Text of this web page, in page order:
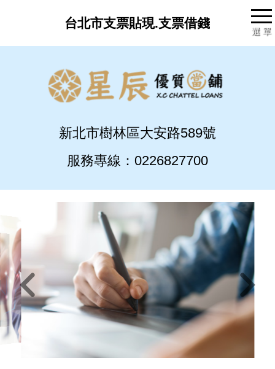
台北市支票貼現.支票借錢
選 單
新北市樹林區大安路589號
服務專線：0226827700